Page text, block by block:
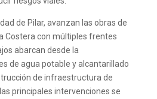
de Pilar, avanzan las obras de
Costera con múltiples frentes
abarcan desde la
de agua potable y alcantarillado
de infraestructura de
principales intervenciones se